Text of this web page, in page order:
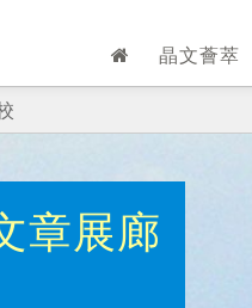
晶文薈萃
章展廊